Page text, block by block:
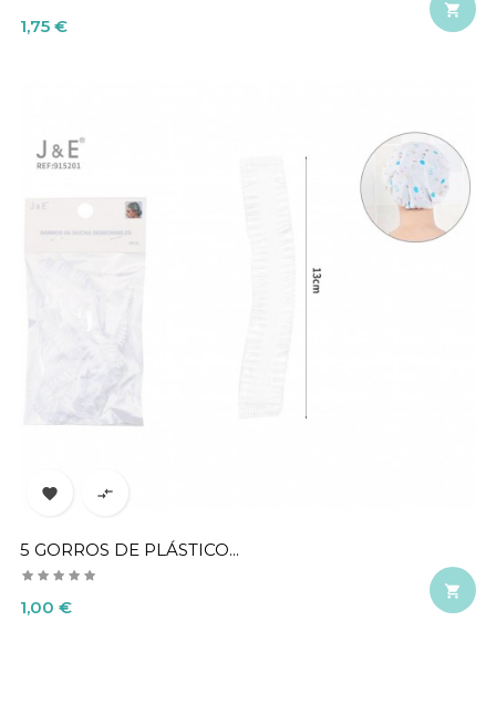
Precio
1,75 €

 
5 GORROS DE PLÁSTICO...
Precio
1,00 €
